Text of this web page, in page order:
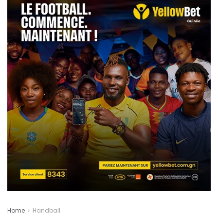
Home Handball